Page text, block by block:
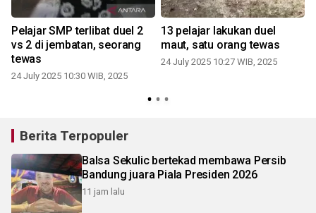
Pelajar SMP terlibat duel 2
vs 2 di jembatan, seorang
tewas
24 July 2025 10:30 WIB, 2025
13 pelajar lakukan duel
maut, satu orang tewas
24 July 2025 10:27 WIB, 2025
Berita Terpopuler
Balsa Sekulic bertekad membawa Persib
Bandung juara Piala Presiden 2026
11 jam lalu